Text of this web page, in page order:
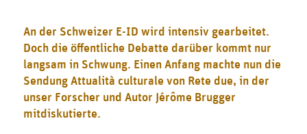
An der Schweizer E-ID wird intensiv gearbeitet.
Doch die öffentliche Debatte darüber kommt nur
langsam in Schwung. Einen Anfang machte nun die
Sendung Attualità culturale von Rete due, in der
unser Forscher und Autor Jérôme Brugger
mitdiskutierte.